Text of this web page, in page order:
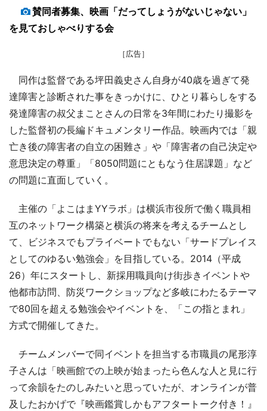
賛同者募集、映画「だってしょうがないじゃない」
を見ておしゃべりする会
［広告］
同作は監督である坪田義史さん自身が40歳を過ぎて発
達障害と診断された事をきっかけに、ひとり暮らしをする
発達障害の叔父まことさんの日常を3年間にわたり撮影を
した監督初の長編ドキュメンタリー作品。映画内では「親
亡き後の障害者の自立の困難さ」や「障害者の自己決定や
意思決定の尊重」「8050問題にともなう住居課題」など
の問題に直面していく。
主催の「よこはまYYラボ」は横浜市役所で働く職員相
互のネットワーク構築と横浜の将来を考えるチームとし
て、ビジネスでもプライベートでもない「サードプレイス
としてのゆるい勉強会」を目指している。2014（平成
26）年にスタートし、新採用職員向け街歩きイベントや
他都市訪問、防災ワークショップなど多岐にわたるテーマ
で80回を超える勉強会やイベントを、「この指とまれ」
方式で開催してきた。
チームメンバーで同イベントを担当する市職員の尾形淳
子さんは「映画館での上映が始まったら色んな人と見に行
って余韻をたのしみたいと思っていたが、オンラインが普
及したおかげで『映画鑑賞しかもアフタートーク付き！』